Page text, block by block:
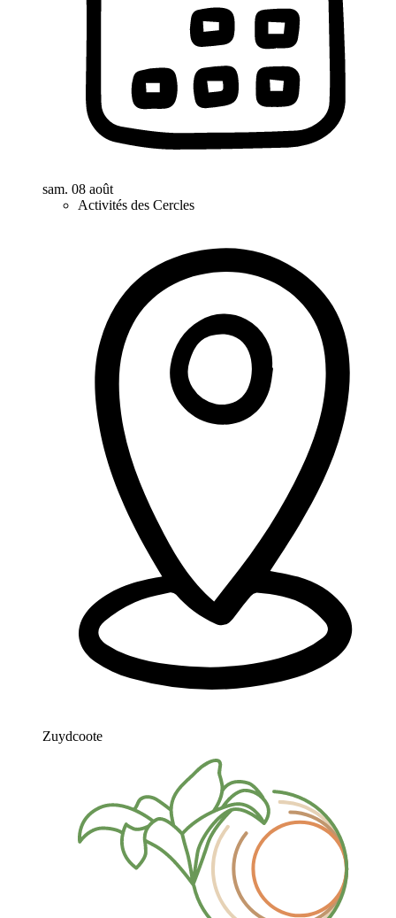
sam. 08 août
Activités des Cercles
Zuydcoote